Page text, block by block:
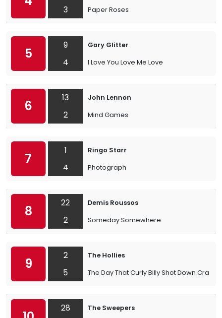
3 Paper Roses
5
9
4
Gary Glitter
I Love You Love Me Love
6
13
2
John Lennon
Mind Games
7
1
4
Ringo Starr
Photograph
8
22
2
Demis Roussos
Someday Somewhere
9
2
5
The Hollies
The Day That Curly Billy Shot Down Crazy
28
The Sweepers